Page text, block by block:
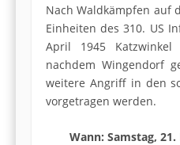
Nach Waldkämpfen auf
Einheiten des 310. US
April 1945
nachdem Wingendorf
weitere Angriff in den
vorgetragen werden.
Wann: Samstag,